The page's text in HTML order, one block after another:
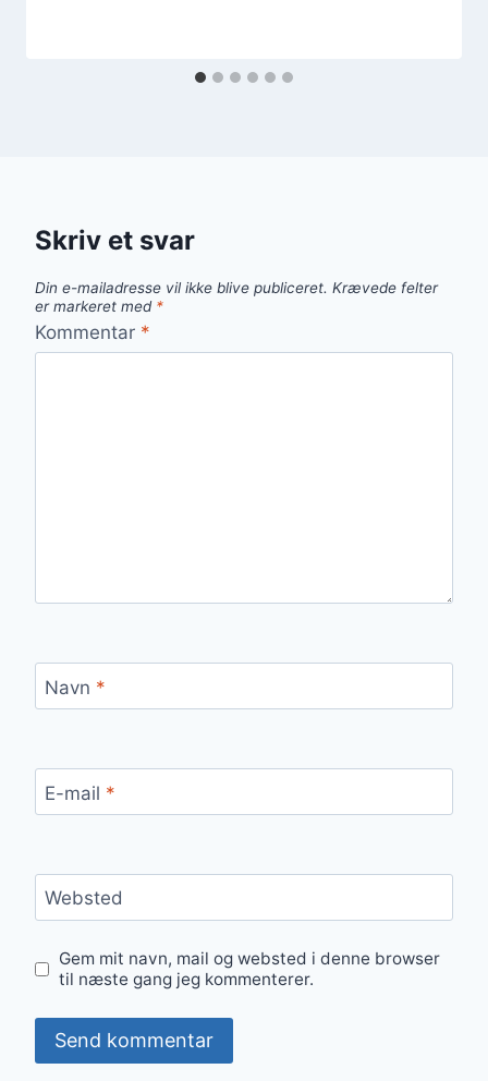
Skriv et svar
Din e-mailadresse vil ikke blive publiceret. Krævede felter
er markeret med *
Kommentar *
Navn *
E-mail *
Websted
Gem mit navn, mail og websted i denne browser
til næste gang jeg kommenterer.